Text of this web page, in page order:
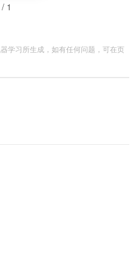
1
学习所生成，如有任何问题，可在页